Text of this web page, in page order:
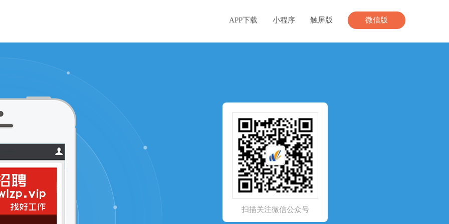
微信版
触屏版
小程序
APP下载
扫描关注微信公众号